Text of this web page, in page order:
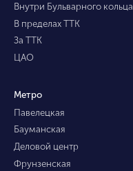
Внутри Бульварного кольца
В пределах ТТК
За ТТК
ЦАО
Метро
Павелецкая
Бауманская
Деловой центр
Фрунзенская